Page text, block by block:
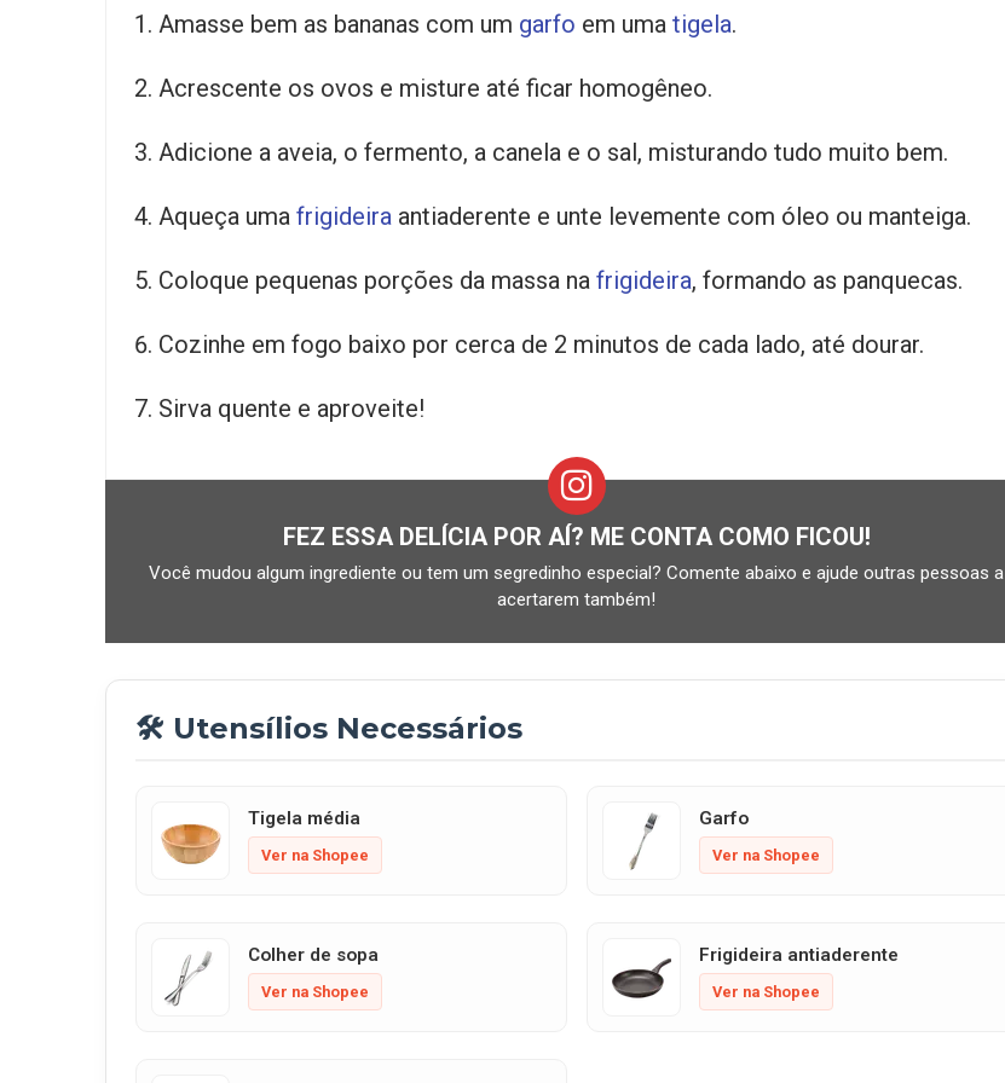
Amasse bem as bananas com um garfo em uma tigela.
Acrescente os ovos e misture até ficar homogêneo.
Adicione a aveia, o fermento, a canela e o sal, misturando tudo muito bem.
Aqueça uma frigideira antiaderente e unte levemente com óleo ou manteiga.
Coloque pequenas porções da massa na frigideira, formando as panquecas.
Cozinhe em fogo baixo por cerca de 2 minutos de cada lado, até dourar.
Sirva quente e aproveite!
FEZ ESSA DELÍCIA POR AÍ? ME CONTA COMO FICOU!
Você mudou algum ingrediente ou tem um segredinho especial? Comente abaixo e ajude outras pessoas a
acertarem também!
🛠️ Utensílios Necessários
Tigela média
Ver na Shopee
Garfo
Ver na Shopee
Colher de sopa
Ver na Shopee
Frigideira antiaderente
Ver na Shopee